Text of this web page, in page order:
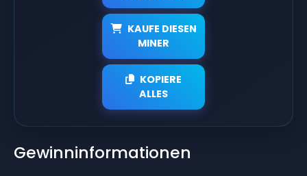
KAUFE DIESEN
MINER
KOPIERE
ALLES
Gewinninformationen